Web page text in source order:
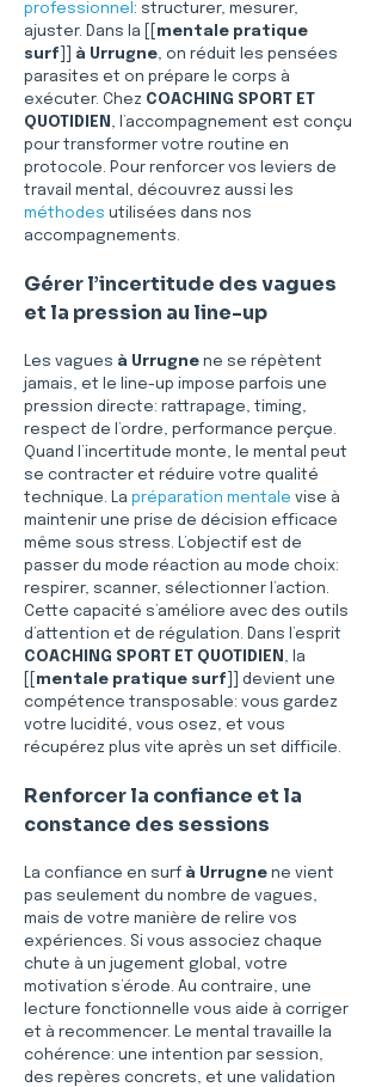
professionnel : structurer, mesurer,
ajuster. Dans la [[ mentale pratique
surf
à Urrugne, on réduit les pensées
parasites et on prépare le corps à
exécuter. Chez COACHING SPORT ET
QUOTIDIEN , l’accompagnement est conçu
pour transformer votre routine en
protocole. Pour renforcer vos leviers de
travail mental, découvrez aussi les
méthodes utilisées dans nos
accompagnements.
Gérer l’incertitude des vagues
et la pression au line-up
Les vagues à Urrugne ne se répètent
jamais, et le line-up impose parfois une
pression directe: rattrapage, timing,
respect de l’ordre, performance perçue.
Quand l’incertitude monte, le mental peut
se contracter et réduire votre qualité
technique. La préparation mentale vise à
maintenir une prise de décision efficace
même sous stress. L’objectif est de
passer du mode réaction au mode choix:
respirer, scanner, sélectionner l’action.
Cette capacité s’améliore avec des outils
d’attention et de régulation. Dans l’esprit
COACHING SPORT ET QUOTIDIEN , la
mentale pratique surf ]] devient une
compétence transposable: vous gardez
votre lucidité, vous osez, et vous
récupérez plus vite après un set difficile.
Renforcer la confiance et la
constance des sessions
La confiance en surf à Urrugne ne vient
pas seulement du nombre de vagues,
mais de votre manière de relire vos
expériences. Si vous associez chaque
chute à un jugement global, votre
motivation s’érode. Au contraire, une
lecture fonctionnelle vous aide à corriger
et à recommencer. Le mental travaille la
cohérence: une intention par session,
des repères concrets, et une validation